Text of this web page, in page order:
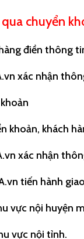
chuyển
điền thông
xác nhận
khoản, khách
xác nhận
tiến hành
vực nội huyện
vực nội tỉnh.